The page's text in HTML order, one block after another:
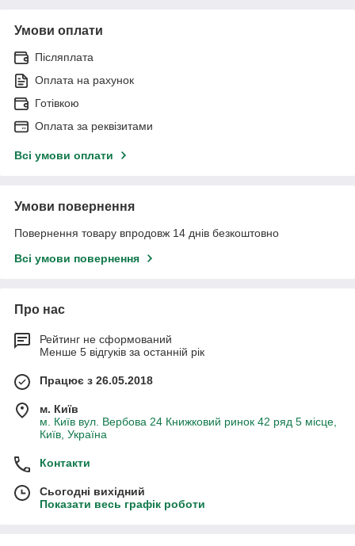
Умови оплати
Післяплата
Оплата на рахунок
Готівкою
Оплата за реквізитами
Всі умови оплати
Умови повернення
Повернення товару впродовж 14 днів безкоштовно
Всі умови повернення
Про нас
Рейтинг не сформований
Менше 5 відгуків за останній рік
Працює з 26.05.2018
м. Київ
м. Київ вул. Вербова 24 Книжковий ринок 42 ряд 5 місце,
Київ, Україна
Контакти
Сьогодні вихідний
Показати весь графік роботи